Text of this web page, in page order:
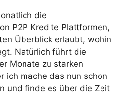
die
P2P Kredite Plattformen,
Überblick erlaubt, wohin
Natürlich führt die
Monate zu starken
ich mache das nun schon
und finde es über die Zeit